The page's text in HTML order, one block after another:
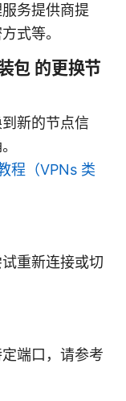
务提供商提
式等。
包 的更换节
新的节点信
程（VPNs 类
重新连接或切
端口，请参考